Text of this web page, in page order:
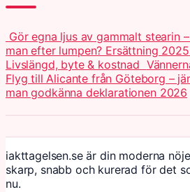
Gör egna ljus av gammalt stearin
man efter lumpen? Ersättning 2025
Livslängd, byte & kostnad
Flyg till Alicante från Göteborg –
man godkänna deklarationen 2026
iakttagelsen.se är din moderna
skarp, snabb och kurerad för det
nu.